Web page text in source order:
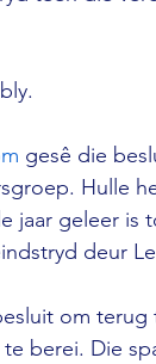
gesê die
Hulle
jaar geleer is
deur
om terug
berei. Die